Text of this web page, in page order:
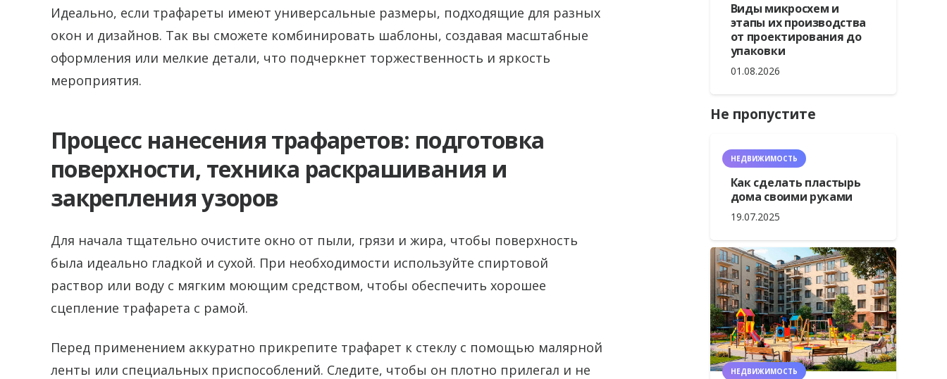
Идеально, если трафареты имеют универсальные размеры, подходящие для разных
окон и дизайнов. Так вы сможете комбинировать шаблоны, создавая масштабные
оформления или мелкие детали, что подчеркнет торжественность и яркость
мероприятия.
Процесс нанесения трафаретов: подготовка
поверхности, техника раскрашивания и
закрепления узоров
Для начала тщательно очистите окно от пыли, грязи и жира, чтобы поверхность
была идеально гладкой и сухой. При необходимости используйте спиртовой
раствор или воду с мягким моющим средством, чтобы обеспечить хорошее
сцепление трафарета с рамой.
Перед применением аккуратно прикрепите трафарет к стеклу с помощью малярной
ленты или специальных приспособлений. Следите, чтобы он плотно прилегал и не
Виды микросхем и
этапы их производства
от проектирования до
упаковки
01.08.2026
Не пропустите
НЕДВИЖИМОСТЬ
Как сделать пластырь
дома своими руками
19.07.2025
НЕДВИЖИМОСТЬ